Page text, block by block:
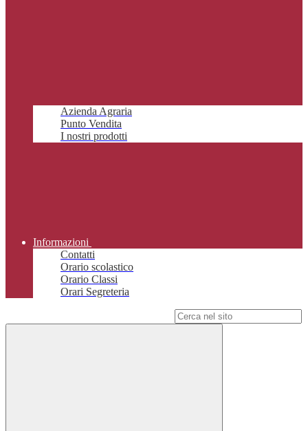
Azienda Agraria
Punto Vendita
I nostri prodotti
Informazioni
Contatti
Orario scolastico
Orario Classi
Orari Segreteria